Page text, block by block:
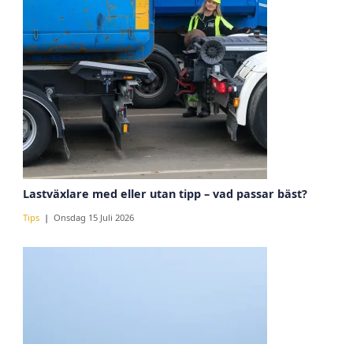
Lastväxlare med eller utan tipp – vad passar bäst?
Tips Onsdag 15 Juli 2026